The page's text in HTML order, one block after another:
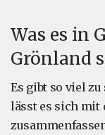
Was es in
Grönland
Es gibt so viel
lässt es sich mit